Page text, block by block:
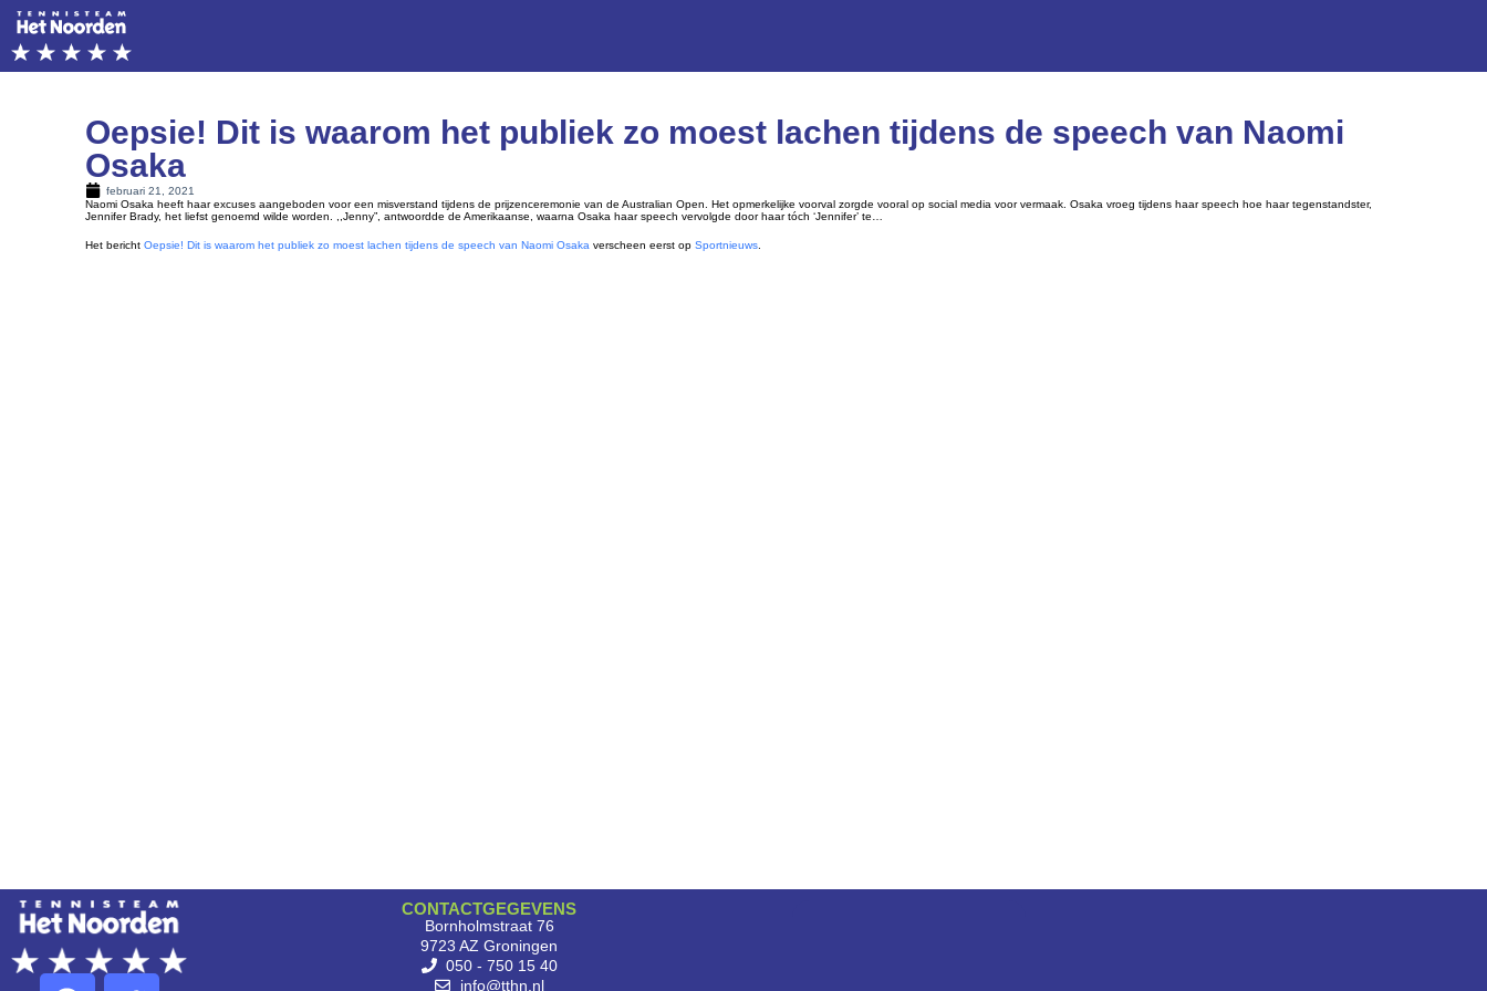
Oepsie! Dit is waarom het publiek zo moest lachen tijdens de speech van Naomi
Osaka
februari 21, 2021
Naomi Osaka heeft haar excuses aangeboden voor een misverstand tijdens de prijzenceremonie van de Australian Open. Het opmerkelijke voorval zorgde vooral op social media voor vermaak. Osaka vroeg tijdens haar speech hoe haar tegenstandster,
Jennifer Brady, het liefst genoemd wilde worden. ,,Jenny”, antwoordde de Amerikaanse, waarna Osaka haar speech vervolgde door haar tóch ‘Jennifer’ te…
Het berichtOepsie! Dit is waarom het publiek zo moest lachen tijdens de speech van Naomi Osaka verscheen eerst opSportnieuws.
CONTACTGEGEVENS
Bornholmstraat 76
9723 AZ Groningen
050 - 750 15 40
info@tthn.nl